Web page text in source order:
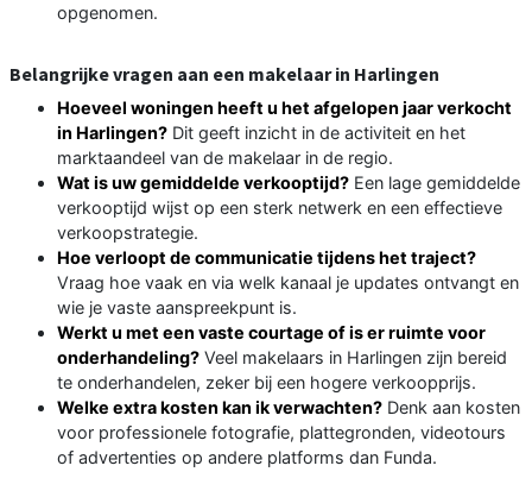
opgenomen.
Belangrijke vragen aan een makelaar in Harlingen
Hoeveel woningen heeft u het afgelopen jaar verkocht
in Harlingen? Dit geeft inzicht in de activiteit en het
marktaandeel van de makelaar in de regio.
Wat is uw gemiddelde verkooptijd? Een lage gemiddelde
verkooptijd wijst op een sterk netwerk en een effectieve
verkoopstrategie.
Hoe verloopt de communicatie tijdens het traject?
Vraag hoe vaak en via welk kanaal je updates ontvangt en
wie je vaste aanspreekpunt is.
Werkt u met een vaste courtage of is er ruimte voor
onderhandeling? Veel makelaars in Harlingen zijn bereid
te onderhandelen, zeker bij een hogere verkoopprijs.
Welke extra kosten kan ik verwachten? Denk aan kosten
voor professionele fotografie, plattegronden, videotours
of advertenties op andere platforms dan Funda.